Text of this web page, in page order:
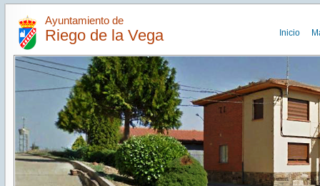
Ayuntamiento de
Riego de la Vega Inicio